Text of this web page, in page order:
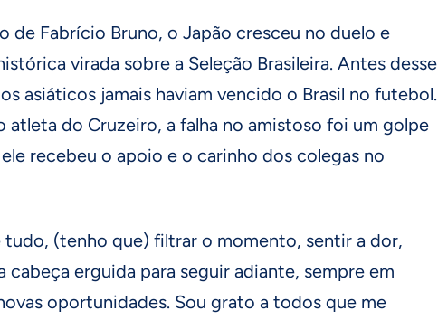
de Fabrício Bruno, o Japão cresceu no duelo e
virada sobre a Seleção Brasileira. Antes desse
asiáticos jamais haviam vencido o Brasil no futebol.
atleta do Cruzeiro, a falha no amistoso foi um golpe
recebeu o apoio e o carinho dos colegas no
tudo, (tenho que) filtrar o momento, sentir a dor,
cabeça erguida para seguir adiante, sempre em
oportunidades. Sou grato a todos que me